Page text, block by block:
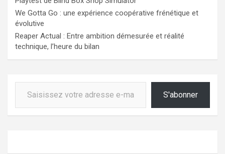
We Gotta Go : une expérience coopérative frénétique et
évolutive
Reaper Actual : Entre ambition démesurée et réalité
technique, l’heure du bilan
Saisissez votre adresse e-mail…
S'abonner